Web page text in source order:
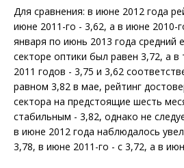
Для сравнения: в июне 2012 года
июне 2011-го - 3,62, а в июне 2010-
января по июнь 2013 года средний
секторе оптики был равен 3,72, а
2011 годов - 3,75 и 3,62
равном 3,82 в мае, рейтинг
сектора на предстоящие шесть
стабильным - 3,82, однако не
в июне 2012 года наблюдалось
3,78, в июне 2011-го - с 3,72, а в